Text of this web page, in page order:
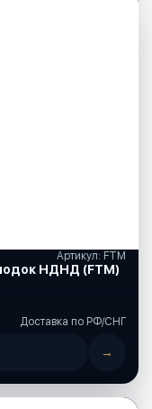
Артикул: FTM
НДНД (FTM)
Доставка по РФ/СНГ
→